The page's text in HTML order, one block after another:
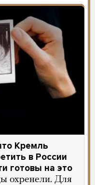
Кремль
в России
готовы на это
охренели. Для